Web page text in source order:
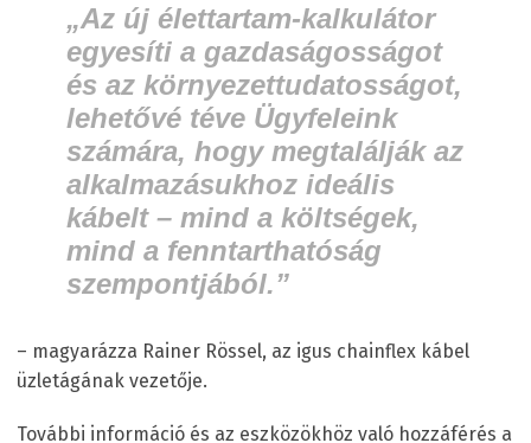
„Az új élettartam-kalkulátor
egyesíti a gazdaságosságot
és az környezettudatosságot,
lehetővé téve Ügyfeleink
számára, hogy megtalálják az
alkalmazásukhoz ideális
kábelt – mind a költségek,
mind a fenntarthatóság
szempontjából.”
– magyarázza Rainer Rössel, az igus chainflex kábel
üzletágának vezetője.
További információ és az eszközökhöz való hozzáférés a